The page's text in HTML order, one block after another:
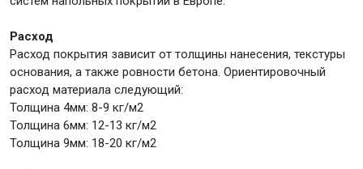
Расход
Расход покрытия зависит от толщины нанесения, текстуры
основания, а также ровности бетона. Ориентировочный
расход материала следующий:
Толщина 4мм: 8-9 кг/м2
Толщина 6мм: 12-13 кг/м2
Толщина 9мм: 18-20 кг/м2